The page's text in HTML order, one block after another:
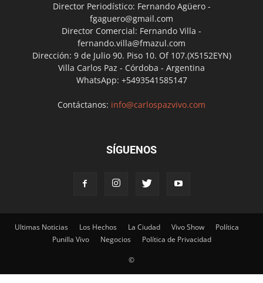
Director Periodístico: Fernando Agüero -
fgaguero@gmail.com
Director Comercial: Fernando Villa -
fernando.villa@fmazul.com
Dirección: 9 de Julio 90. Piso 10. Of 107.(X5152EYN)
Villa Carlos Paz - Córdoba - Argentina
WhatsApp: +5493541585147
Contáctanos: info@carlospazvivo.com
SÍGUENOS
Ultimas Noticias Los Hechos La Ciudad Vivo Show
Política
Punilla Vivo
Negocios Política de Privacidad
©